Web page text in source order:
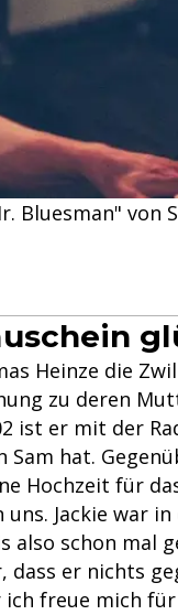
Bluesman" von
Heinze die
zu deren
ist er mit der
hat.
Hochzeit für
Jackie war
also schon mal
er nichts
freue mich